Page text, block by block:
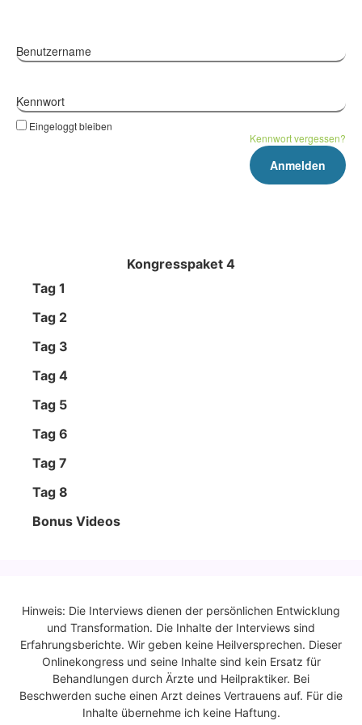
Kongresspaket 4
Tag 1
Tag 2
Tag 3
Tag 4
Tag 5
Tag 6
Tag 7
Tag 8
Bonus Vide­os
Benutzername
Kennwort
Eingeloggt bleiben
Kennwort vergessen?
Hinweis: Die Interviews dienen der persönlichen Entwicklung
und Transformation. Die Inhalte der Interviews sind
Erfahrungsberichte. Wir geben keine Heilversprechen. Dieser
Onlinekongress und seine Inhalte sind kein Ersatz für
Behandlungen durch Ärzte und Heilpraktiker. Bei
Beschwerden suche einen Arzt deines Vertrauens auf. Für die
Inhalte übernehme ich keine Haftung.